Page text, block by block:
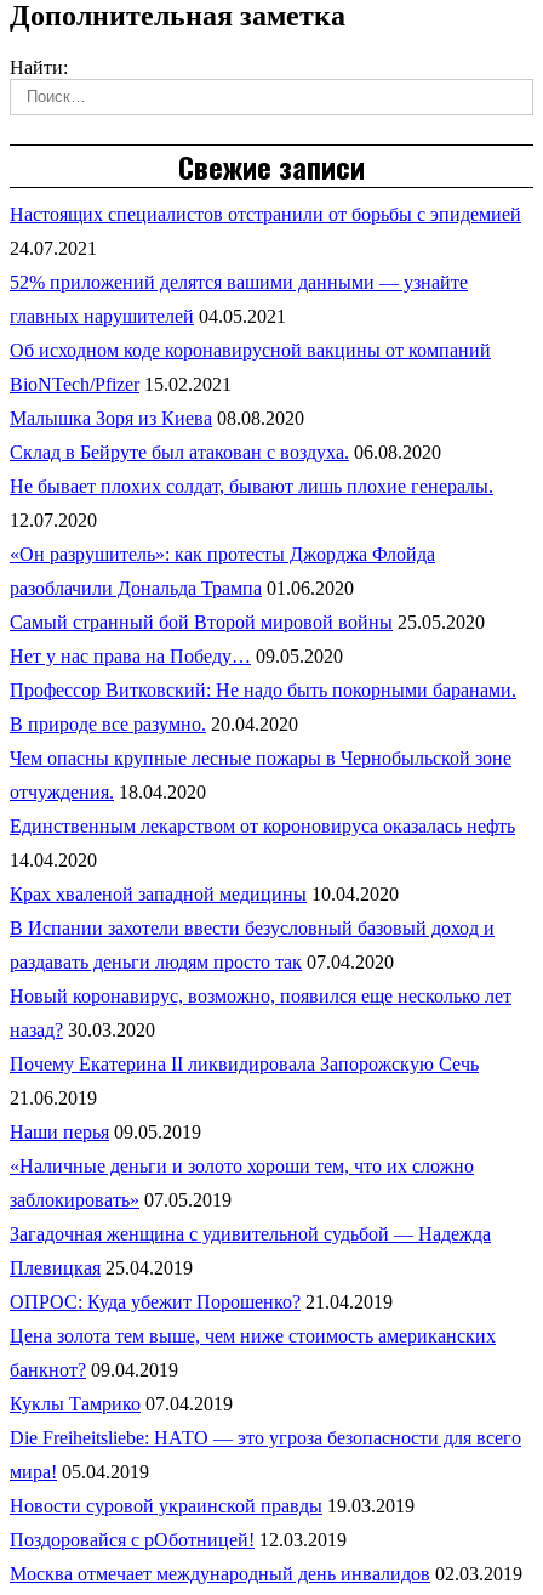
Дополнительная заметка
Найти:
Свежие записи
Настоящих специалистов отстранили от борьбы с эпидемией
24.07.2021
52% приложений делятся вашими данными — узнайте
главных нарушителей 04.05.2021
Об исходном коде коронавирусной вакцины от компаний
BioNTech/Pfizer 15.02.2021
Малышка Зоря из Киева 08.08.2020
Склад в Бейруте был атакован с воздуха. 06.08.2020
Не бывает плохих солдат, бывают лишь плохие генералы.
12.07.2020
«Он разрушитель»: как протесты Джорджа Флойда
разоблачили Дональда Трампа 01.06.2020
Самый странный бой Второй мировой войны 25.05.2020
Нет у нас права на Победу… 09.05.2020
Профессор Витковский: Не надо быть покорными баранами.
В природе все разумно. 20.04.2020
Чем опасны крупные лесные пожары в Чернобыльской зоне
отчуждения. 18.04.2020
Единственным лекарством от короновируса оказалась нефть
14.04.2020
Крах хваленой западной медицины 10.04.2020
В Испании захотели ввести безусловный базовый доход и
раздавать деньги людям просто так 07.04.2020
Новый коронавирус, возможно, появился еще несколько лет
назад? 30.03.2020
Почему Екатерина II ликвидировала Запорожскую Сечь
21.06.2019
Наши перья 09.05.2019
«Наличные деньги и золото хороши тем, что их сложно
заблокировать» 07.05.2019
Загадочная женщина с удивительной судьбой — Надежда
Плевицкая 25.04.2019
ОПРОС: Куда убежит Порошенко? 21.04.2019
Цена золота тем выше, чем ниже стоимость американских
банкнот? 09.04.2019
Куклы Тамрико 07.04.2019
Die Freiheitsliebe: НАТО — это угроза безопасности для всего
мира! 05.04.2019
Новости суровой украинской правды 19.03.2019
Поздоровайся с рОботницей! 12.03.2019
Москва отмечает международный день инвалидов 02.03.2019